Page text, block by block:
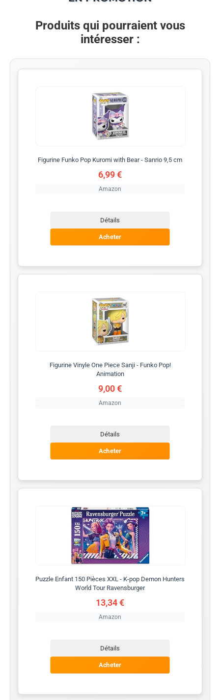
Produits qui pourraient vous
intéresser :
Figurine Funko Pop Kuromi with Bear - Sanrio 9,5 cm
6,99 €
Amazon
Détails
Acheter
Figurine Vinyle One Piece Sanji - Funko Pop!
Animation
9,00 €
Amazon
Détails
Acheter
Puzzle Enfant 150 Pièces XXL - K-pop Demon Hunters
World Tour Ravensburger
13,34 €
Amazon
Détails
Acheter